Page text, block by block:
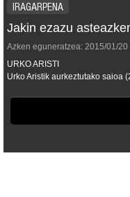
IRAGARPENA
Jakin ezazu
Azken eguneratzea: 2015/01/20
URKO ARISTI
Urko Aristik aurkeztutako saioa